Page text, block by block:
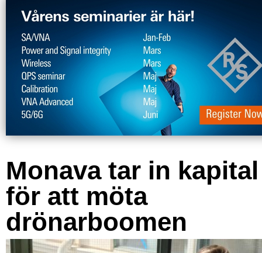
Monava tar in kapital
för att möta
drönarboomen